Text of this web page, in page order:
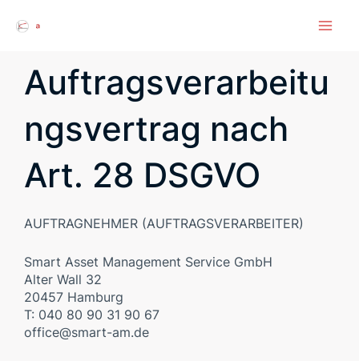
Auftragsverarbeitu
ngsvertrag nach
Art. 28 DSGVO
AUFTRAGNEHMER (AUFTRAGSVERARBEITER)
Smart Asset Management Service GmbH
Alter Wall 32
20457 Hamburg
T: 040 80 90 31 90 67
office@smart-am.de